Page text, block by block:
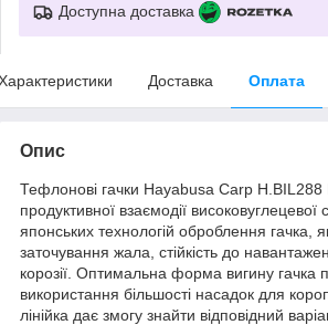
Доступна доставка
Доставка Оплата
Опис
Тефлонові гачки Hayabusa Carp
продуктивної взаємодії високовуглецевої
японських технологій оброблення гачка,
заточування жала, стійкість до
корозії. Оптимальна форма вигину гачка
використання більшості насадок для
лінійка дає змогу знайти відповідний